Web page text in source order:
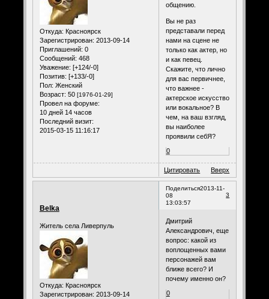
Откуда: Красноярск
Зарегистрирован: 2013-09-14
Приглашений: 0
Сообщений: 468
Уважение: [+124/-0]
Позитив: [+133/-0]
Пол: Женский
Возраст: 50 [1976-01-29]
Провел на форуме:
10 дней 14 часов
Последний визит:
2015-03-15 11:16:17
общению.
Вы не раз
представали перед
нами на сцене не
только как актер, но
и как певец.
Скажите, что лично
для вас первичнее,
что важнее -
актерское искусство
или вокальное? В
чем, на ваш взгляд,
вы наиболее
проявили себЯ?
0
Цитировать Вверх
Поделиться
3
2013-11-
08
13:03:57
Belka
Житель села Ливерпуль
Откуда: Красноярск
Зарегистрирован: 2013-09-14
Дмитрий
Александрович, еще
вопрос: какой из
воплощенных вами
персонажей вам
ближе всего? И
почему именно он?
0